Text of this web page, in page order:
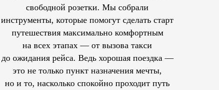
свободной розетки. Мы собрали
инструменты, которые помогут сделать старт
путешествия максимально комфортным
на всех этапах — от вызова такси
до ожидания рейса. Ведь хорошая поездка —
это не только пункт назначения мечты,
но и то, насколько спокойно проходит путь